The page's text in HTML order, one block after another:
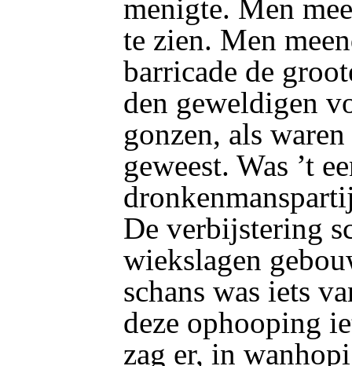
menigte. Men
te zien. Men
barricade de
den geweldigen
gonzen, als
geweest. Was ’t
De verbijstering
wiekslagen
schans was iets
deze ophooping
zag er, in